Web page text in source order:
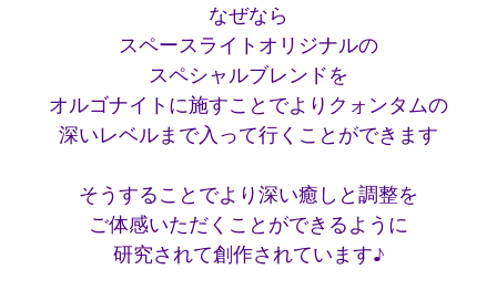
なぜなら
スペースライトオリジナルの
スペシャルブレンドを
オルゴナイトに施すことでよりクォンタムの
深いレベルまで入って行くことができます
そうすることでより深い癒しと調整を
ご体感いただくことができるように
研究されて創作されています♪